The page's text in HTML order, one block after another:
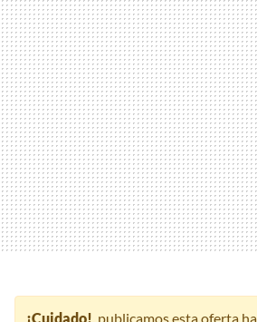
¡Cuidado!, publicamos esta oferta